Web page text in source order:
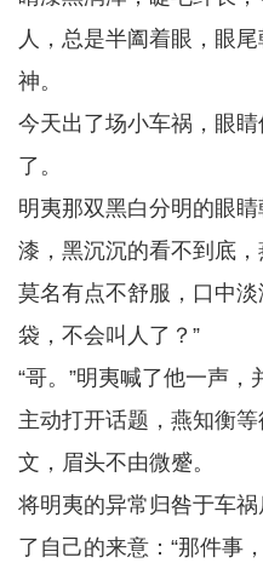
人，总是半阖着眼，眼
神。
今天出了场小车祸，眼
了。
明夷那双黑白分明的眼
漆，黑沉沉的看不到底
莫名有点不舒服，口中
袋，不会叫人了？”
“哥。”明夷喊了他一声，
主动打开话题，燕知衡
文，眉头不由微蹙。
将明夷的异常归咎于车
了自己的来意：“那件事